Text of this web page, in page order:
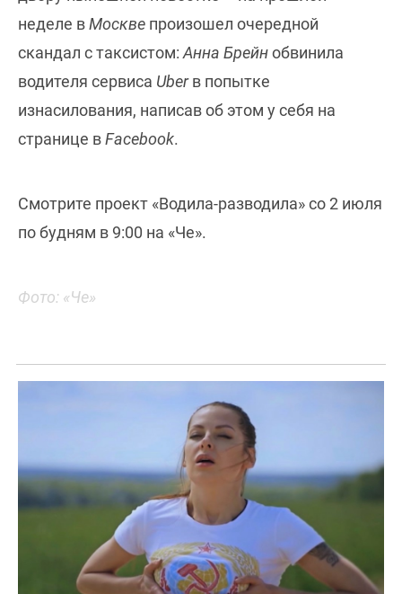
неделе вМоскве произошел очередной
скандал с таксистом: Анна Брейнобвинила
водителя сервиса Uberв попытке
изнасилования, написав об этом у себя на
странице вFacebook.
Смотрите проект «Водила-разводила» со 2 июля
по будням в 9:00 на «Че».
Фото: «Че»